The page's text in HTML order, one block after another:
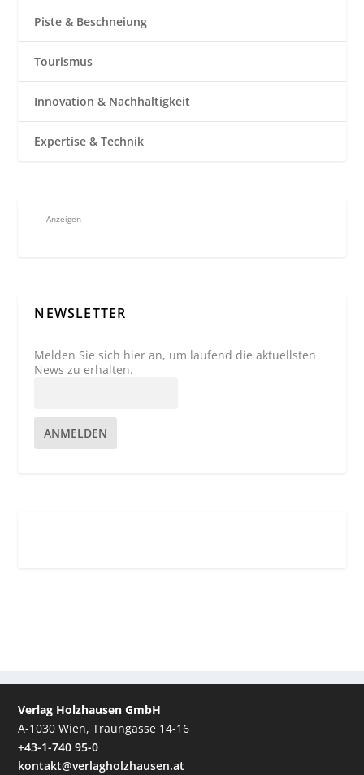
Piste & Beschneiung
Tourismus
Innovation & Nachhaltigkeit
Expertise & Technik
Anzeigen
NEWSLETTER
Melden Sie sich hier an, um laufend die aktuellsten
News zu erhalten.
ANMELDEN
Verlag Holzhausen GmbH
A-1030 Wien, Traungasse 14-16
+43-1-740 95-0
kontakt@verlagholzhausen.at